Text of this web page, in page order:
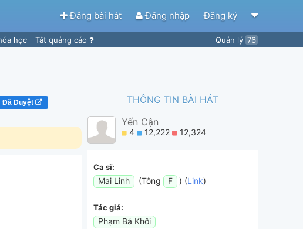
Đăng bài hát Đăng nhập Đăng ký
học Tắt quảng cáo Quản lý 76
Đã Duyệt
THÔNG TIN BÀI HÁT
Yến Cận
4 12,222 12,324
Ca sĩ:
Mai Linh (Tông F ) (Link)
Tác giả:
Phạm Bá Khôi